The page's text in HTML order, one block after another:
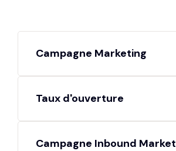
Campagne Marketing
Taux d'ouverture
Campagne Inbound